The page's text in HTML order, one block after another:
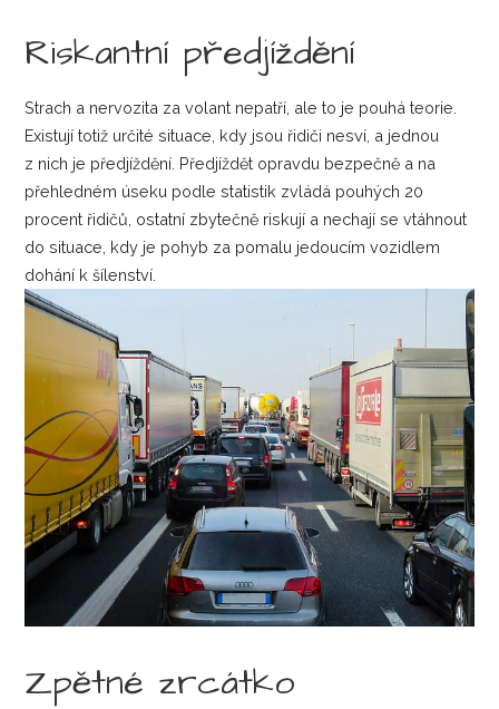
Riskantní předjíždění
Strach a nervozita za volant nepatří, ale to je pouhá teorie.
Existují totiž určité situace, kdy jsou řidiči nesví, a jednou
z nich je předjíždění. Předjíždět opravdu bezpečně a na
přehledném úseku podle statistik zvládá pouhých 20
procent řidičů, ostatní zbytečně riskují a nechají se vtáhnout
do situace, kdy je pohyb za pomalu jedoucím vozidlem
dohání k šílenství.
Zpětné zrcátko